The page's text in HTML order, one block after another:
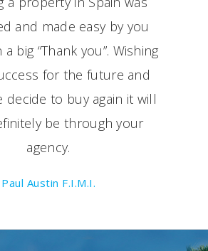
and made easy by you
a big “Thank you”. Wishing
for the future and
decide to buy again it will
be through your
agency.
Paul Austin F.I.M.I.